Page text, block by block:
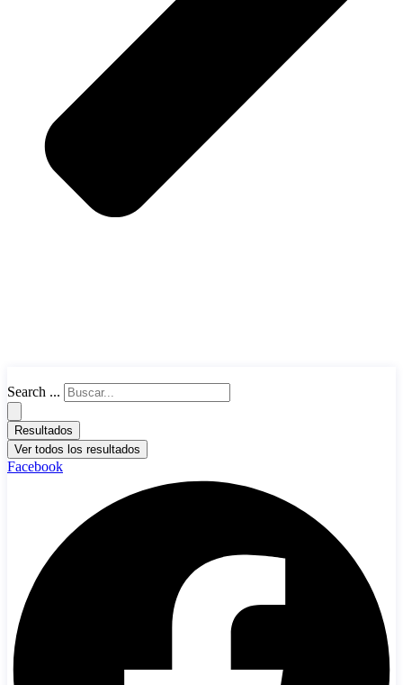
Search ...
Resultados
Ver todos los resultados
Facebook